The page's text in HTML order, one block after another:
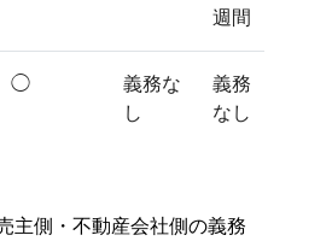
週間
◯
義務な
し
義務
なし
主側・不動産会社側の義務